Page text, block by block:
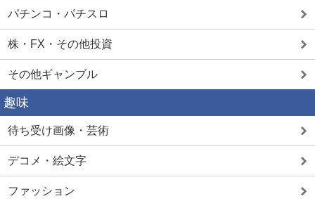
パチンコ・パチスロ
株・FX・その他投資
その他ギャンブル
趣味
待ち受け画像・芸術
デコメ・絵文字
ファッション